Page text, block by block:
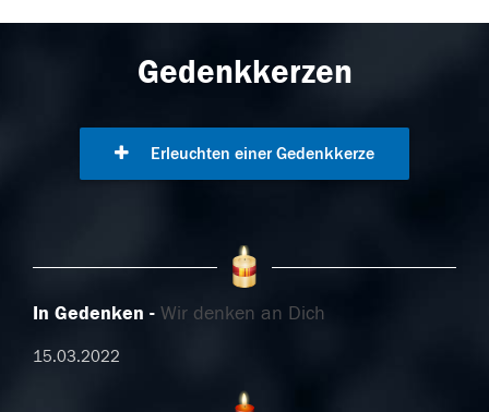
Gedenkkerzen
Erleuchten einer Gedenkkerze
In Gedenken Wir denken an Dich
15.03.2022